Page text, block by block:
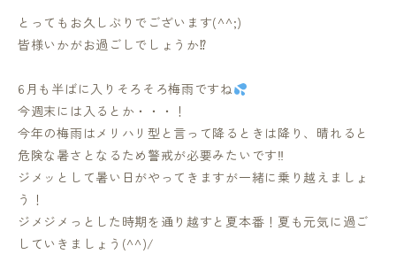
とってもお久しぶりでございます(^^;)
皆様いかがお過ごしでしょうか⁉
6月も半ばに入りそろそろ梅雨ですね
今週末には入るとか・・・！
今年の梅雨はメリハリ型と言って降るときは降り、晴れると
危険な暑さとなるため警戒が必要みたいです‼
ジメッとして暑い日がやってきますが一緒に乗り越えましょ
う！
ジメジメっとした時期を通り越すと夏本番！夏も元気に過ご
していきましょう(^^)/